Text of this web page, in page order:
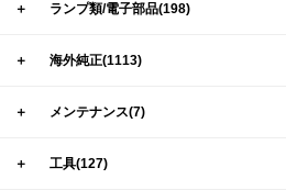
＋ ランプ類/電子部品(198)
＋ 海外純正(1113)
＋ メンテナンス(7)
＋ 工具(127)